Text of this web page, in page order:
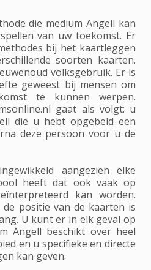
die medium Angell kan
van uw toekomst. Er
bij het kaartleggen
soorten kaarten.
volksgebruik. Er is
geweest bij mensen om
te kunnen werpen.
gaat als volgt: u
die u hebt opgebeld een
deze persoon voor u de
aangezien elke
heeft dat ook vaak op
kan worden.
positie van de kaarten is
U kunt er in elk geval op
Angell beschikt over heel
en u specifieke en directe
kan geven.